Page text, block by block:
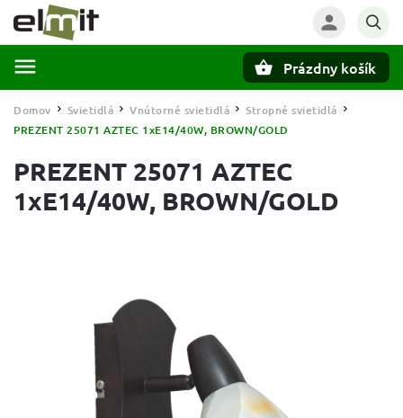
Prázdny košík
Domov / Svietidlá / Vnútorné svietidlá / Stropné svietidlá /
PREZENT 25071 AZTEC 1xE14/40W, BROWN/GOLD
PREZENT 25071 AZTEC
1xE14/40W, BROWN/GOLD